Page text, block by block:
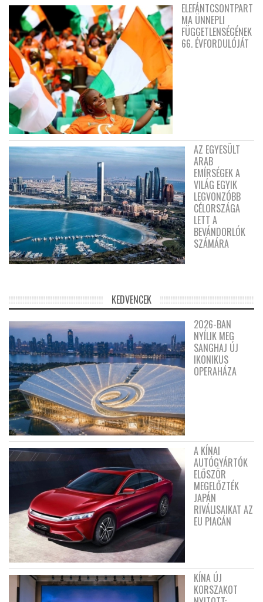
ELEFÁNTCSONTPART
MA ÜNNEPLI
FÜGGETLENSÉGÉNEK
66. ÉVFORDULÓJÁT
AZ EGYESÜLT
ARAB
EMÍRSÉGEK A
VILÁG EGYIK
LEGVONZÓBB
CÉLORSZÁGA
LETT A
BEVÁNDORLÓK
SZÁMÁRA
KEDVENCEK
2026-BAN
NYÍLIK MEG
SANGHAJ ÚJ
IKONIKUS
OPERAHÁZA
A KÍNAI
AUTÓGYÁRTÓK
ELŐSZÖR
MEGELŐZTÉK
JAPÁN
RIVÁLISAIKAT AZ
EU PIACÁN
KÍNA ÚJ
KORSZAKOT